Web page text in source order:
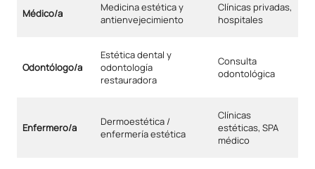
Médico/a
Medicina estética y
antienvejecimiento
Clínicas privadas,
hospitales
Odontólogo/a
Estética dental y
odontología
restauradora
Consulta
odontológica
Enfermero/a
Dermoestética /
enfermería estética
Clínicas
estéticas, SPA
médico